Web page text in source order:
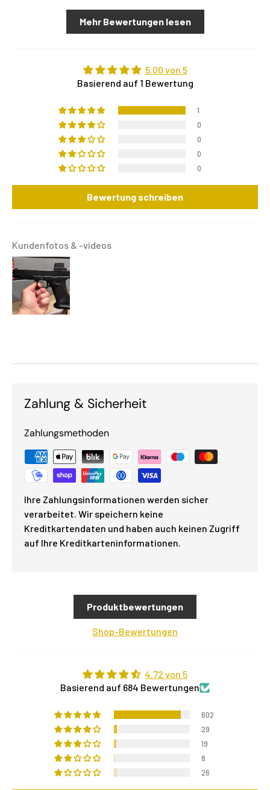
Mehr Bewertungen lesen
5.00 von 5
Basierend auf 1 Bewertung
1
0
0
0
0
Bewertung schreiben
Kundenfotos & -videos
Zahlung & Sicherheit
Zahlungsmethoden
Ihre Zahlungsinformationen werden sicher
verarbeitet. Wir speichern keine
Kreditkartendaten und haben auch keinen Zugriff
auf Ihre Kreditkarteninformationen.
Produktbewertungen
Shop-Bewertungen
4.72 von 5
Basierend auf 684 Bewertungen
602
29
19
8
26